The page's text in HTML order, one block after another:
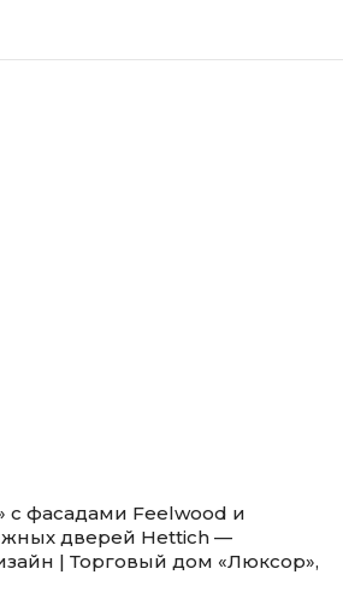
с фасадами Feelwood и
дверей Hettich —
| Торговый дом «Люксор»,